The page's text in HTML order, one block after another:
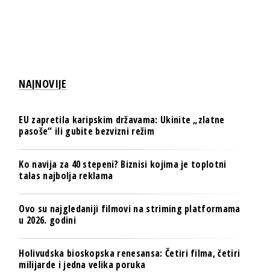
NAJNOVIJE
EU zapretila karipskim državama: Ukinite „zlatne
pasoše“ ili gubite bezvizni režim
Ko navija za 40 stepeni? Biznisi kojima je toplotni
talas najbolja reklama
Ovo su najgledaniji filmovi na striming platformama
u 2026. godini
Holivudska bioskopska renesansa: Četiri filma, četiri
milijarde i jedna velika poruka